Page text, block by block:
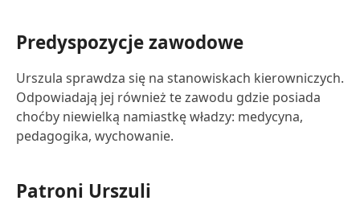
Predyspozycje zawodowe
Urszula sprawdza się na stanowiskach kierowniczych.
Odpowiadają jej również te zawodu gdzie posiada
choćby niewielką namiastkę władzy: medycyna,
pedagogika, wychowanie.
Patroni Urszuli